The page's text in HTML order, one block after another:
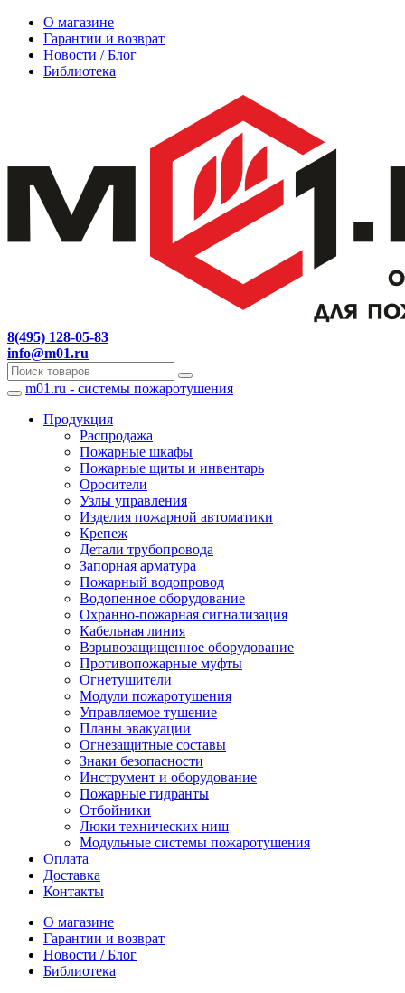
О магазине
Гарантии и возврат
Новости / Блог
Библиотека
8(495) 128-05-83
info@m01.ru
Навигация
m01.ru - системы пожаротушения
Продукция
Распродажа
Пожарные шкафы
Пожарные щиты и инвентарь
Оросители
Узлы управления
Изделия пожарной автоматики
Крепеж
Детали трубопровода
Запорная арматура
Пожарный водопровод
Водопенное оборудование
Охранно-пожарная сигнализация
Кабельная линия
Взрывозащищенное оборудование
Противопожарные муфты
Огнетушители
Модули пожаротушения
Управляемое тушение
Планы эвакуации
Огнезащитные составы
Знаки безопасности
Инструмент и оборудование
Пожарные гидранты
Отбойники
Люки технических ниш
Модульные системы пожаротушения
Оплата
Доставка
Контакты
О магазине
Гарантии и возврат
Новости / Блог
Библиотека